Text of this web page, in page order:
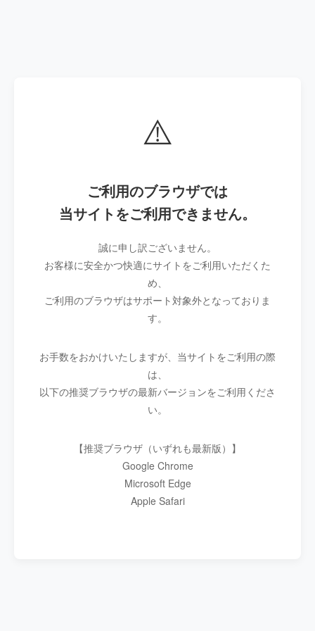
⚠️
ご利用のブラウザでは
当サイトをご利用できません。
誠に申し訳ございません。
お客様に安全かつ快適にサイトをご利用いただくた
め、
ご利用のブラウザはサポート対象外となっておりま
す。
お手数をおかけいたしますが、当サイトをご利用の際
は、
以下の推奨ブラウザの最新バージョンをご利用くださ
い。
【推奨ブラウザ（いずれも最新版）】
Google Chrome
Microsoft Edge
Apple Safari